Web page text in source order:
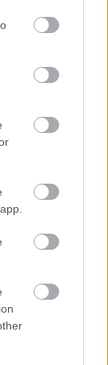
el a Roma
- videó
- ez a
legkisebb
a Serie A-
a